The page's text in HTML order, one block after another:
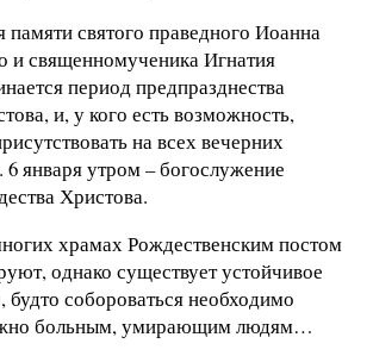
памяти святого праведного Иоанна
и священномученика Игнатия
период предпразднества
и, у кого есть возможность,
на всех вечерних
января утром – богослужение
Христова.
храмах Рождественским постом
однако существует устойчивое
собороваться необходимо
больным, умирающим людям…